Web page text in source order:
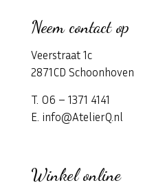
Neem contact op
Veerstraat 1c
2871CD Schoonhoven
T. 06 – 1371 4141
E. info@AtelierQ.nl
Winkel online